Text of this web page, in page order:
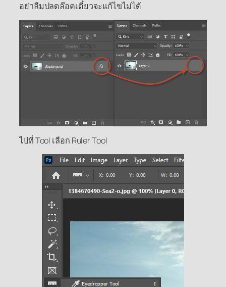
อย่าลืมปลดล๊อคเดี๋ยวจะแก้ไขไม่ได้
ไปที่ Tool เลือก Ruler Tool